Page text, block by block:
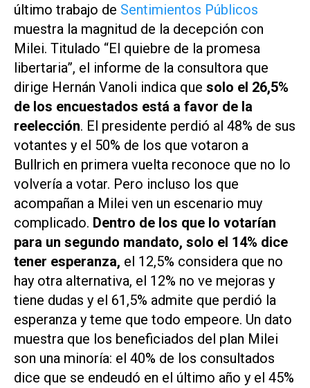
último trabajo de Sentimientos Públicos
muestra la magnitud de la decepción con
Milei. Titulado “El quiebre de la promesa
libertaria”, el informe de la consultora que
dirige Hernán Vanoli indica que solo el 26,5%
de los encuestados está a favor de la
reelección. El presidente perdió al 48% de sus
votantes y el 50% de los que votaron a
Bullrich en primera vuelta reconoce que no lo
volvería a votar. Pero incluso los que
acompañan a Milei ven un escenario muy
complicado. Dentro de los que lo votarían
para un segundo mandato, solo el 14% dice
tener esperanza, el 12,5% considera que no
hay otra alternativa, el 12% no ve mejoras y
tiene dudas y el 61,5% admite que perdió la
esperanza y teme que todo empeore. Un dato
muestra que los beneficiados del plan Milei
son una minoría: el 40% de los consultados
dice que se endeudó en el último año y el 45%